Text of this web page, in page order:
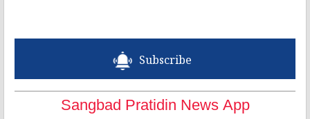
Subscribe
Sangbad Pratidin News App